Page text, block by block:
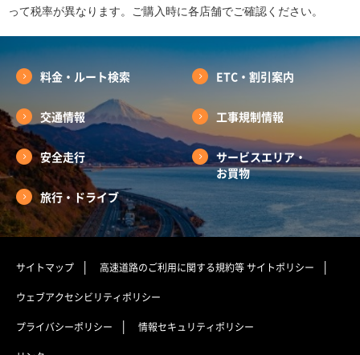
って税率が異なります。ご購入時に各店舗でご確認ください。
料金・ルート検索 ETC・割引案内
交通情報 工事規制情報
安全走行
サービスエリア・
お買物
旅行・ドライブ
サイトマップ 高速道路のご利用に関する規約等サイトポリシー
ウェブアクセシビリティポリシー
プライバシーポリシー 情報セキュリティポリシー